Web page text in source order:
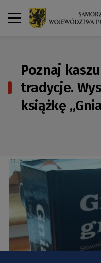
Poznaj
tradycje.
książkę